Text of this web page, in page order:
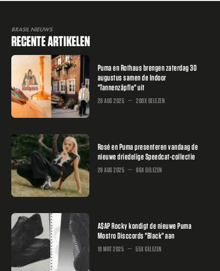
BRASIL NIEUWS
RECENTE ARTIKELEN
Puma en Rothaus brengen zaterdag 30
augustus samen de Indoor
"Tannenzäpfle" uit
28 AUG 2025 200X GELEZEN
Rosé en Puma presenteren vandaag de
nieuwe driedelige Speedcat-collectie
28 AUG 2025 86X GELEZEN
A$AP Rocky kondigt de nieuwe Puma
Mostro Disccords "Black" aan
19 MRT 2025 55X GELEZEN